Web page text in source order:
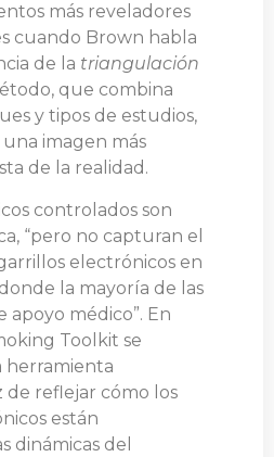
más reveladores
cuando Brown habla
de la triangulación
que combina
y tipos de estudios,
imagen más
de la realidad.
controlados son
“pero no capturan el
electrónicos en
la mayoría de las
apoyo médico”. En
Toolkit se
herramienta
de reflejar cómo los
están
dinámicas del